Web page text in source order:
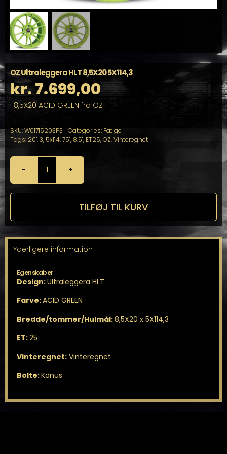
OZ Ultraleggera HLT 8,5X20 5X114,3
kr.7.699,00
i 8,5X20 ACID GREEN fra OZ
SKU:W01715203P3 Categories: Fælge
Tags: 20",3, 5x114,75", 8.5", ET25,OZ,Vinteregnet
OZ
Ultraleggera
HLT
antal
TILFØJ TIL KURV
Yderligere information
Egenskaber
Design:Ultraleggera HLT
Farve:ACID GREEN
Bredde/tommer/Hulmål:8,5X20 x 5X114,3
ET:25
Vinteregnet:Vinteregnet
Bolte:Konus